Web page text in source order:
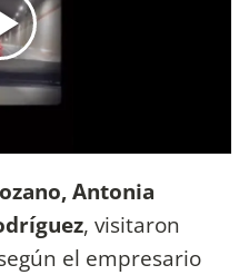
Antonia
, visitaron
el empresario